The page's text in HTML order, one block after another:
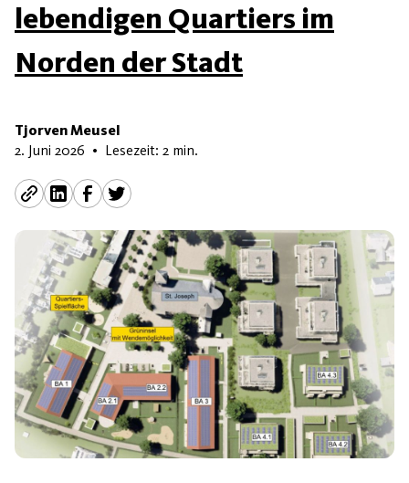
lebendigen Quartiers im
Norden der Stadt
Tjorven Meusel
2. Juni 2026 3. Juni 2026
• Lesezeit: 2 min.